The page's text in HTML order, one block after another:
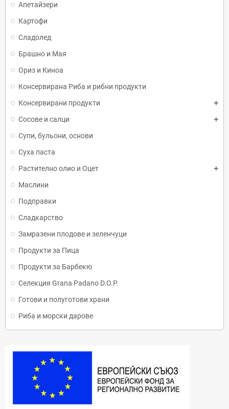
Апетайзери
Картофи
Сладолед
Брашно и Мая
Ориз и Киноа
Консервирана Риба и рибни продукти
Консервирани продукти
Сосове и салци
Супи, бульони, основи
Суха паста
Растително олио и Оцет
Маслини
Подправки
Сладкарство
Замразени плодове и зеленчуци
Продукти за Пица
Продукти за Барбекю
Селекция Grana Padano D.O.P.
Готови и полуготови храни
Риба и морски дарове